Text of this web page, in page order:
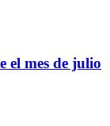
el mes de julio